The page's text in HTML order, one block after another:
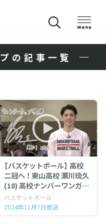
の記事一覧
【バスケットボール】 高校
二冠へ ！ 東山高校 瀬川琉久
(18) 高校ナンバーワンガー
ドの挑戦
バスケットボール
2024年11月7日放送